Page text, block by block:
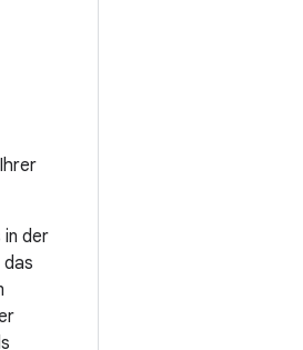
der